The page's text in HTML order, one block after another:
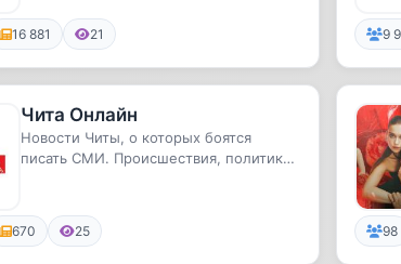
16 881 21 9
Чита Онлайн
Новости Читы, о которых боятся
писать СМИ. Происшествия, политика,
670 25 98